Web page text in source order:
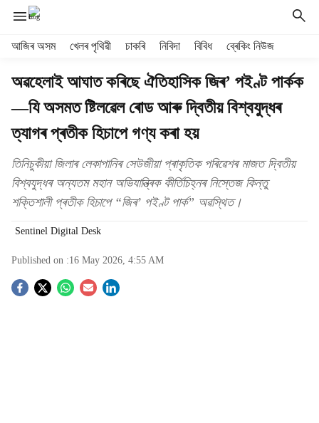
আজিৰ অসম খেলৰ পৃথিৱী চাকৰি নিবিদা বিবিধ ব্ৰেকিং নিউজ
অৱহেলাই আঘাত কৰিছে ঐতিহাসিক জিৰ’ পইণ্ট পাৰ্কক
—যি অসমত ষ্টিলৱেল ৰোড আৰু দ্বিতীয় বিশ্বযুদ্ধৰ
ত্যাগৰ প্ৰতীক হিচাপে গণ্য কৰা হয়
তিনিচুকীয়া জিলাৰ লেকাপানিৰ সেউজীয়া প্ৰাকৃতিক পৰিৱেশৰ মাজত দ্বিতীয়
বিশ্বযুদ্ধৰ অন্যতম মহান অভিযান্ত্ৰিক কীৰ্তিচিহ্নৰ নিস্তেজ কিন্তু
শক্তিশালী প্ৰতীক হিচাপে “জিৰ’ পইণ্ট পাৰ্ক” অৱস্থিত।
Sentinel Digital Desk
Published on :16 May 2026, 4:55 AM
S